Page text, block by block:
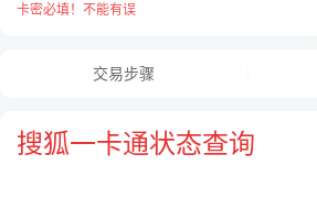
卡密必填！不能有误
交易步骤
搜狐一卡通状态查询